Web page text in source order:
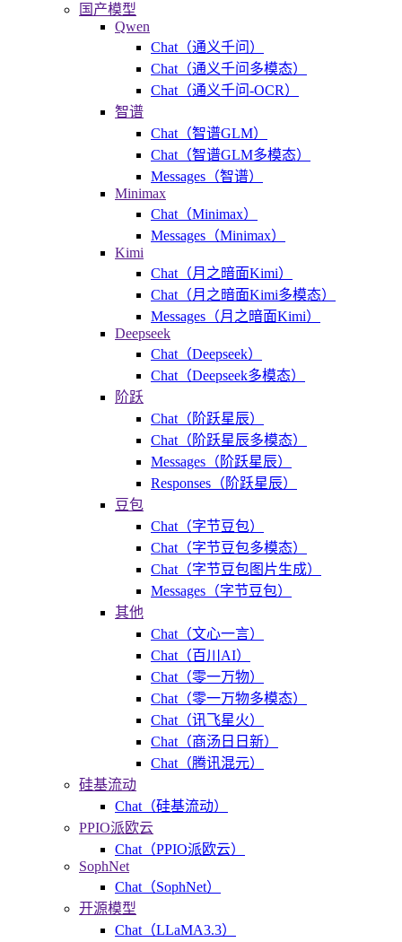
国产模型
Qwen
Chat（通义千问）
Chat（通义千问多模态）
Chat（通义千问-OCR）
智谱
Chat（智谱GLM）
Chat（智谱GLM多模态）
Messages（智谱）
Minimax
Chat（Minimax）
Messages（Minimax）
Kimi
Chat（月之暗面Kimi）
Chat（月之暗面Kimi多模态）
Messages（月之暗面Kimi）
Deepseek
Chat（Deepseek）
Chat（Deepseek多模态）
阶跃
Chat（阶跃星辰）
Chat（阶跃星辰多模态）
Messages（阶跃星辰）
Responses（阶跃星辰）
豆包
Chat（字节豆包）
Chat（字节豆包多模态）
Chat（字节豆包图片生成）
Messages（字节豆包）
其他
Chat（文心一言）
Chat（百川AI）
Chat（零一万物）
Chat（零一万物多模态）
Chat（讯飞星火）
Chat（商汤日日新）
Chat（腾讯混元）
硅基流动
Chat（硅基流动）
PPIO派欧云
Chat（PPIO派欧云）
SophNet
Chat（SophNet）
开源模型
Chat（LLaMA3.3）